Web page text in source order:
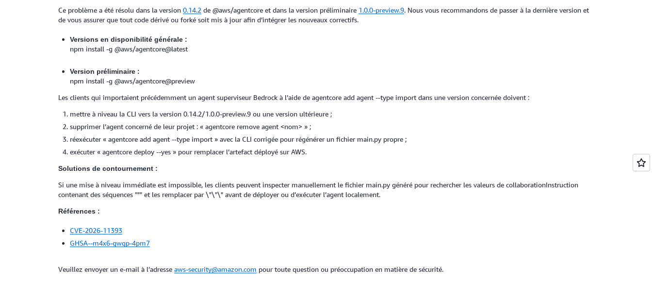
Ce problème a été résolu dans la version 0.14.2 de @aws/agentcore et dans la version préliminaire 1.0.0-preview.9. Nous vous recommandons de passer à la dernière version et
de vous assurer que tout code dérivé ou forké soit mis à jour afin d’intégrer les nouveaux correctifs.
Versions en disponibilité générale :
npm install -g @aws/agentcore@latest
Version préliminaire :
npm install -g @aws/agentcore@preview
Les clients qui importaient précédemment un agent superviseur Bedrock à l’aide de agentcore add agent --type import dans une version concernée doivent :
mettre à niveau la CLI vers la version 0.14.2/1.0.0-preview.9 ou une version ultérieure ;
supprimer l’agent concerné de leur projet : « agentcore remove agent <nom> » ;
réexécuter « agentcore add agent --type import » avec la CLI corrigée pour régénérer un fichier main.py propre ;
exécuter « agentcore deploy --yes » pour remplacer l’artefact déployé sur AWS.
Solutions de contournement :
Si une mise à niveau immédiate est impossible, les clients peuvent inspecter manuellement le fichier main.py généré pour rechercher les valeurs de collaborationInstruction
contenant des séquences """ et les remplacer par \"\"\" avant de déployer ou d’exécuter l’agent localement.
Références :
CVE-2026-11393
GHSA--m4x6-gwgp-4pm7
Veuillez envoyer un e‑mail à l’adresse aws-security@amazon.com pour toute question ou préoccupation en matière de sécurité.